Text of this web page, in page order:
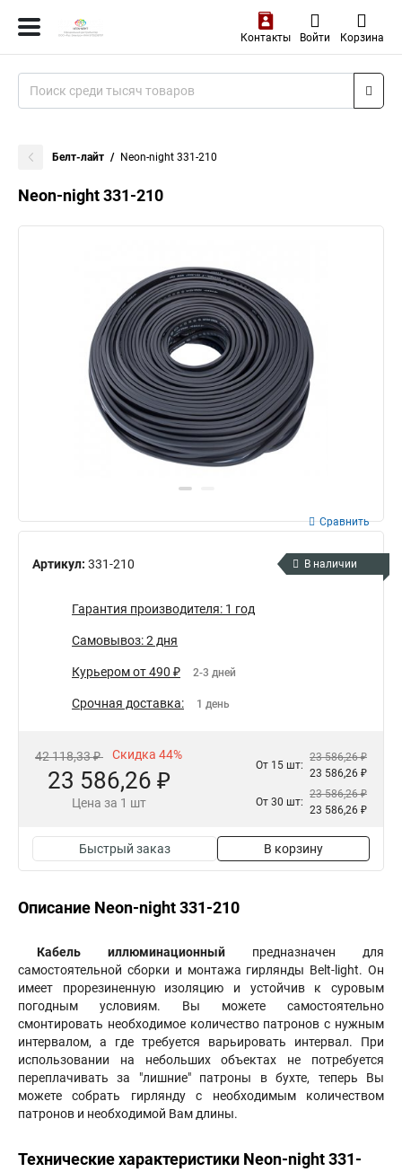
Контакты Войти Корзина
Белт-лайт Neon-night 331-210
Neon-night 331-210
Артикул: 331-210
Сравнить
В наличии
Гарантия производителя: 1 год
Самовывоз: 2 дня
Курьером от 490 ₽ 2-3 дней
Срочная доставка: 1 день
42 118,33 ₽ Скидка 44%
23 586,26 ₽
Цена за 1 шт
От 15 шт:
23 586,26 ₽
23 586,26 ₽
От 30 шт:
23 586,26 ₽
23 586,26 ₽
Быстрый заказ В корзину
Описание Neon-night 331-210
Кабель иллюминационный предназначен для
самостоятельной сборки и монтажа гирлянды Belt-light. Он
имеет прорезиненную изоляцию и устойчив к суровым
погодным условиям. Вы можете самостоятельно
смонтировать необходимое количество патронов с нужным
интервалом, а где требуется варьировать интервал. При
использовании на небольших объектах не потребуется
переплачивать за "лишние" патроны в бухте, теперь Вы
можете собрать гирлянду с необходимым количеством
патронов и необходимой Вам длины.
Технические характеристики Neon-night 331-